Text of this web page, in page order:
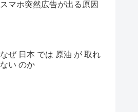
スマホ突然広告が出る原因
なぜ 日本 では 原油 が 取れ
ない のか